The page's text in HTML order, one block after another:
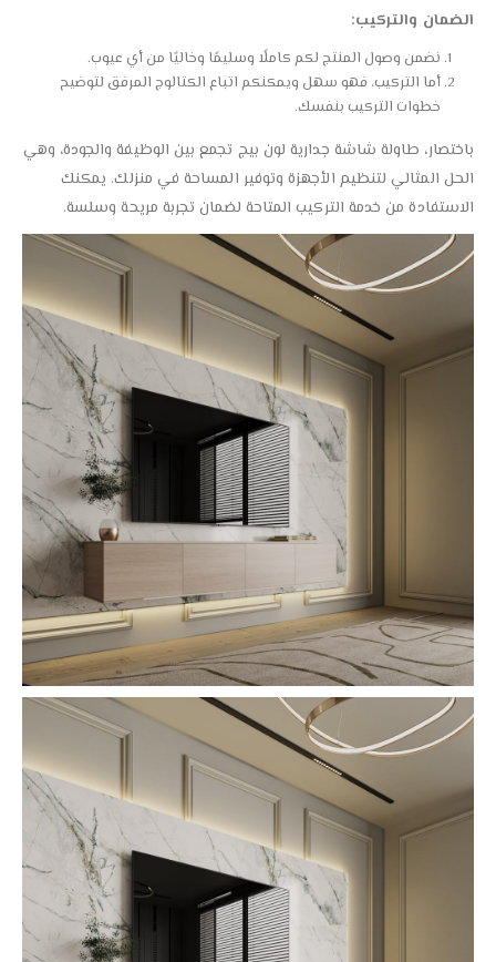
الضمان والتركيب:
نضمن وصول المنتج لكم كاملًا وسليمًا وخاليًا من أي عيوب.
أما التركيب، فهو سهل ويمكنكم اتباع الكتالوج المرفق لتوضيح
خطوات التركيب بنفسك.
باختصار، طاولة شاشة جدارية لون بيج تجمع بين الوظيفة والجودة، وهي
الحل المثالي لتنظيم الأجهزة وتوفير المساحة في منزلك. يمكنك
الاستفادة من خدمة التركيب المتاحة لضمان تجربة مريحة وسلسة.